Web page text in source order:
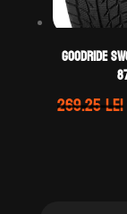
GOODRIDE
269.25lei